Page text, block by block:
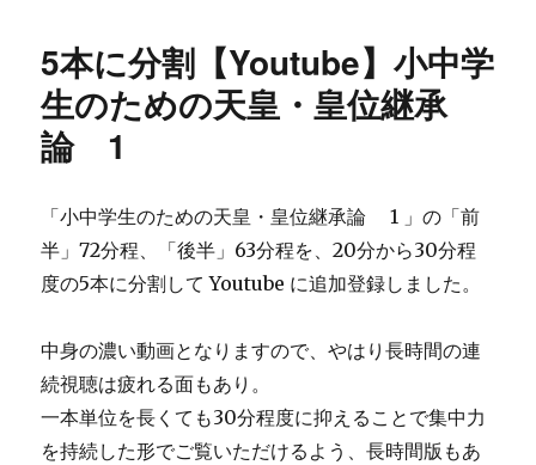
5本に分割【Youtube】小中学
生のための天皇・皇位継承
論 1
「小中学生のための天皇・皇位継承論 1 」の「前
半」72分程、「後半」63分程を、20分から30分程
度の5本に分割して Youtube に追加登録しました。
中身の濃い動画となりますので、やはり長時間の連
続視聴は疲れる面もあり。
一本単位を長くても30分程度に抑えることで集中力
を持続した形でご覧いただけるよう、長時間版もあ